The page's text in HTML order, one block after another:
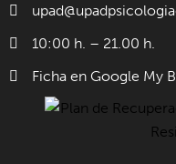
10:00 h. – 21.00 h.
Ficha en Google My